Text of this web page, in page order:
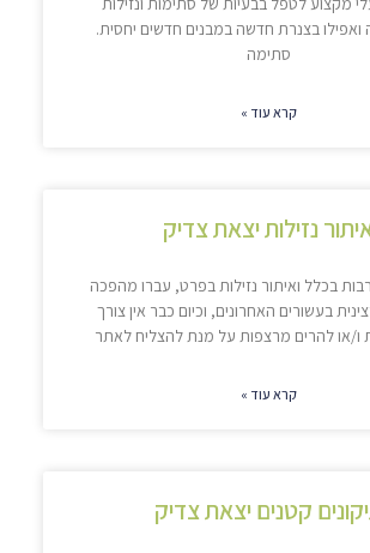
ואפילו בצנרת חדשה במבנים חדשים יחסית.
סתימה
קרא עוד »
נזילות יצאת צדיק
בכלל ואיתור נזילות בפרט, עברו מהפכה
בעשורים האחרונים, וכיום כבר אין צורך
ו/או להרים מרצפות על מנת להצליח לאתר
קרא עוד »
קטנים יצאת צדיק